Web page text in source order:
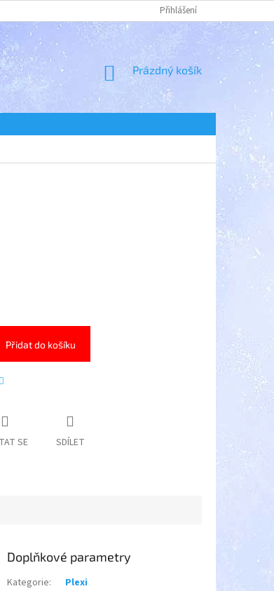
Přihlášení
NÁKUPNÍ
KOŠÍK
Prázdný košík
Přidat do košíku
SE SDÍLET
Doplňkové parametry
Kategorie:
Plexi